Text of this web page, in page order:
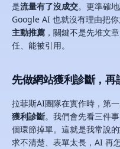
是流量有了沒成交。更準確
Google AI 也就沒有理由把
主動推薦 ，關鍵不是先堆文
任、能被引用。
先做網站獲利診斷，再
拉菲斯AI團隊在實作時，第
獲利診斷。我們會先看三件
個環節掉單。這就是我常說的
求不清楚、表單太長，AI 再